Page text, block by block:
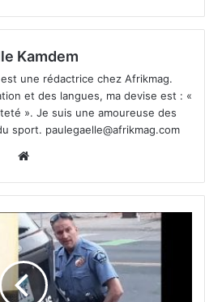
Kamdem
une rédactrice chez Afrikmag.
et des langues, ma devise est : «
». Je suis une amoureuse des
sport. paulegaelle@afrikmag.com